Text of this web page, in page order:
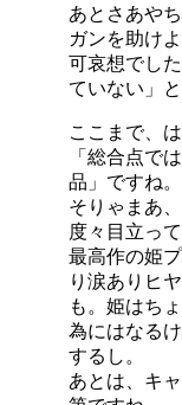
キュアエールも人
あとさあや
ガンを助け
可哀想でし
ていない」
ここまで、
「総合点で
品」ですね。
そりゃまあ
度々目立っ
最高作の姫
り涙ありヒ
も。姫はち
為にはなる
するし。
あとは、キ